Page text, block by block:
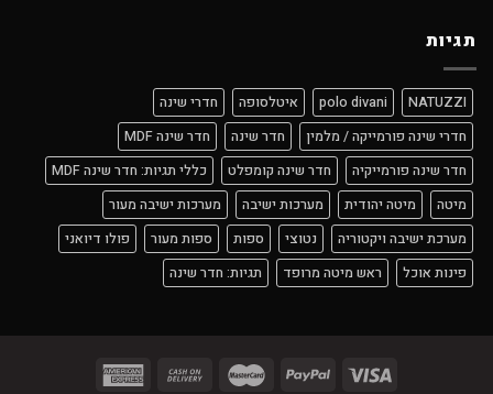
תגיות
NATUZZI
polo divani איטלסופה
חדרי שינה
חדרי שינה פורמייקה / מלמין
חדר שינה
חדר שינה MDF
חדר שינה פורמייקיה
חדר שינה קומפלט
כללי תגיות: חדר שינה MDF
מיטה
מיטה יהודית מערכות ישיבה
מערכות ישיבה מעור
מערכת ישיבה ויקטוריה
נטוצי ספות ספות מעור
פולו דיואני
פינות אוכל
ראש מיטה מרופד תגיות: חדר שינה